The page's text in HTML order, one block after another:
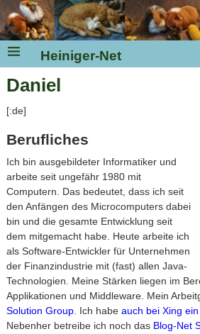
Heiniger-Net
Daniel
[:de]
Berufliches
Ich bin ausgebildeter Informatiker und
arbeite seit ungefähr 1980 mit
Computern. Das bedeutet, dass ich seit
den Anfängen des Microcomputers dabei
bin und die gesamte Entwicklung seit
dem mitgemacht habe. Heute arbeite ich
als Software-Entwickler für Unternehmen
der Finanzindustrie mit (fast) allen Java-
Technologien. Meine Stärken liegen im
Applikationen und Middleware. Mein
Solution Group. Ich habe auch bei Xing
Nebenher betreibe ich noch das Blog-Net